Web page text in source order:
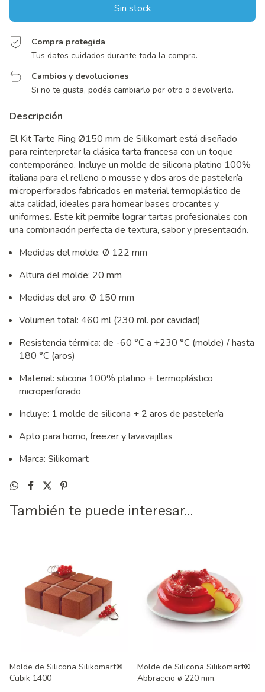
Compra protegida
Tus datos cuidados durante toda la compra.
Cambios y devoluciones
Si no te gusta, podés cambiarlo por otro o devolverlo.
Descripción
El Kit Tarte Ring Ø150 mm de Silikomart está diseñado
para reinterpretar la clásica tarta francesa con un toque
contemporáneo. Incluye un molde de silicona platino 100%
italiana para el relleno o mousse y dos aros de pastelería
microperforados fabricados en material termoplástico de
alta calidad, ideales para hornear bases crocantes y
uniformes. Este kit permite lograr tartas profesionales con
una combinación perfecta de textura, sabor y presentación.
Medidas del molde: Ø 122 mm
Altura del molde: 20 mm
Medidas del aro: Ø 150 mm
Volumen total: 460 ml (230 ml. por cavidad)
Resistencia térmica: de -60 °C a +230 °C (molde) / hasta
180 °C (aros)
Material: silicona 100% platino + termoplástico
microperforado
Incluye: 1 molde de silicona + 2 aros de pastelería
Apto para horno, freezer y lavavajillas
Marca: Silikomart
También te puede interesar...
Molde de Silicona Silikomart®
Cubik 1400
Molde de Silicona Silikomart®
Abbraccio ø 220 mm.